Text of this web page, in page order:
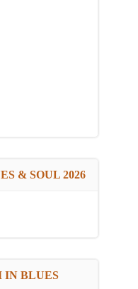
& SOUL 2026
IN BLUES